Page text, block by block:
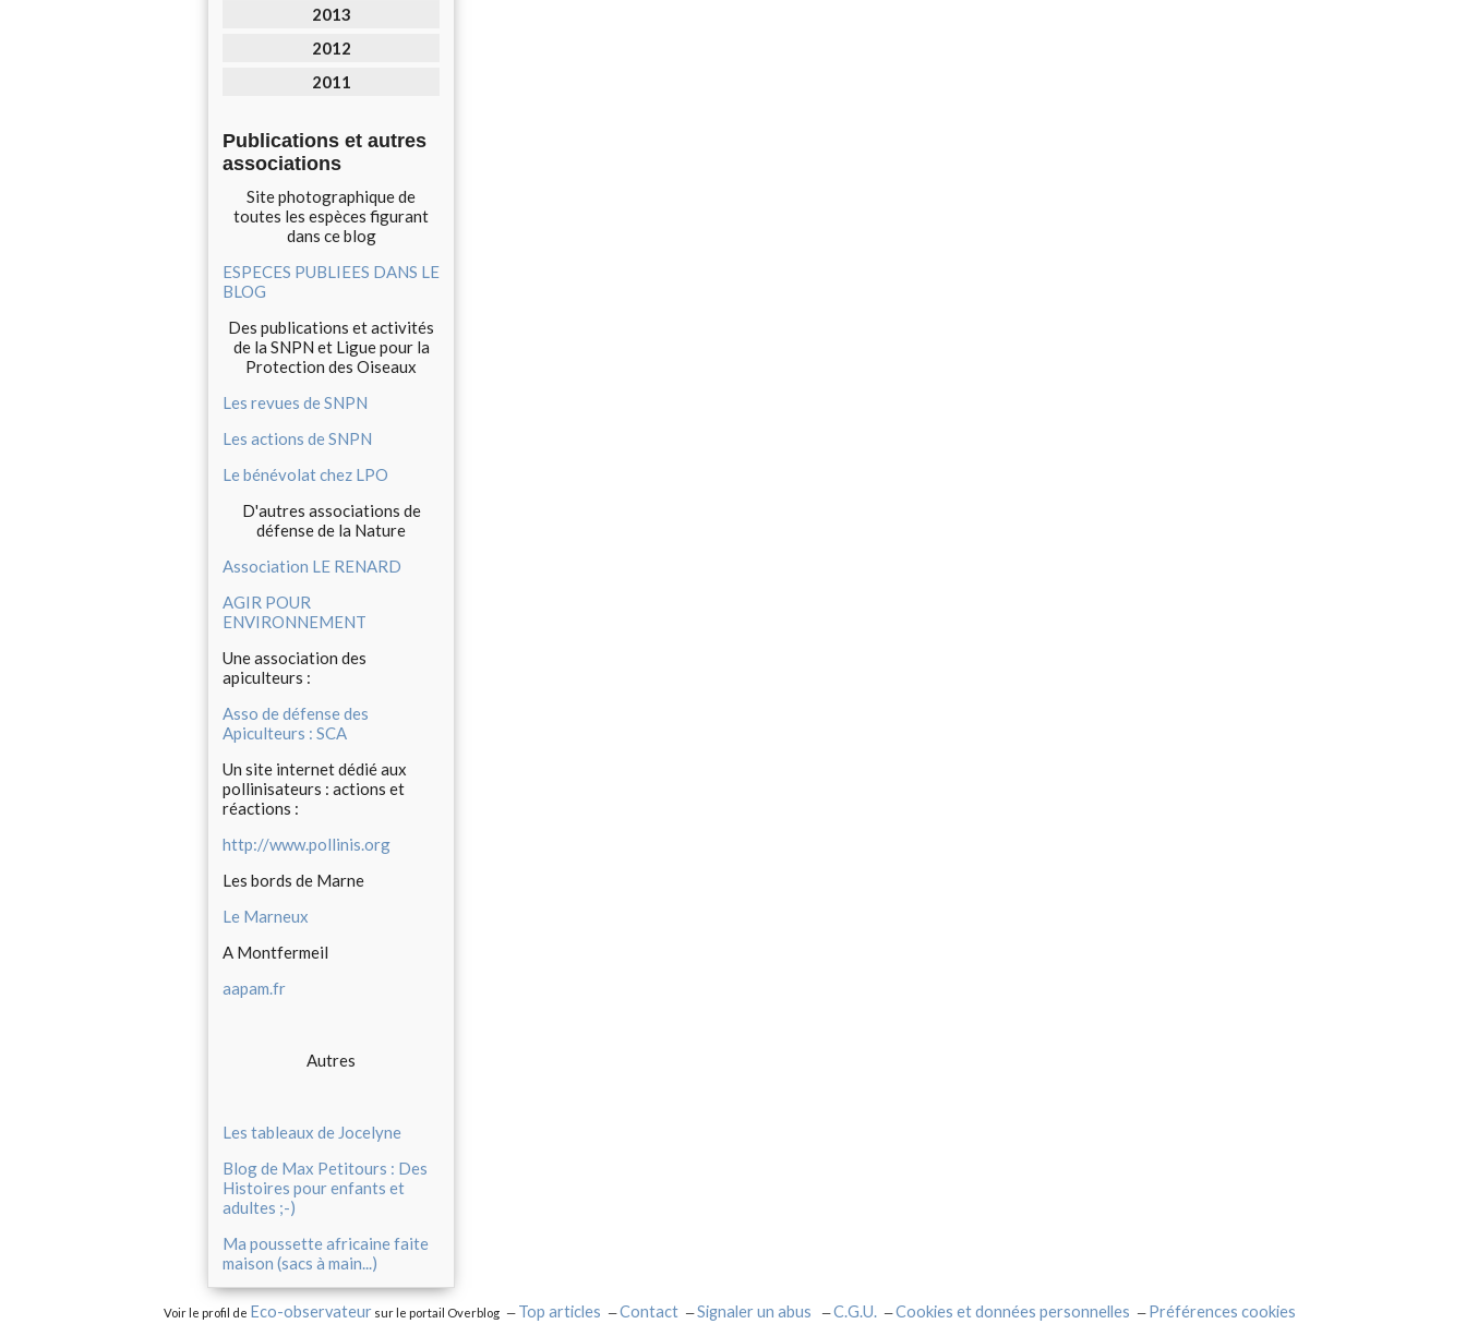
2013
2012
2011
Publications et autres
associations
Site photographique de
toutes les espèces figurant
dans ce blog
ESPECES PUBLIEES DANS LE
BLOG
Des publications et activités
de la SNPN et Ligue pour la
Protection des Oiseaux
Les revues de SNPN
Les actions de SNPN
Le bénévolat chez LPO
D'autres associations de
défense de la Nature
Association LE RENARD
AGIR POUR
ENVIRONNEMENT
Une association des
apiculteurs :
Asso de défense des
Apiculteurs : SCA
Un site internet dédié aux
pollinisateurs : actions et
réactions :
http://www.pollinis.org
Les bords de Marne
Le Marneux
A Montfermeil
aapam.fr
Autres
Les tableaux de Jocelyne
Blog de Max Petitours : Des
Histoires pour enfants et
adultes ;-)
Ma poussette africaine faite
maison (sacs à main...)
Voir le profil de Eco-observateur sur le portail Overblog Top articles Contact Signaler un abus C.G.U. Cookies et données personnelles Préférences cookies